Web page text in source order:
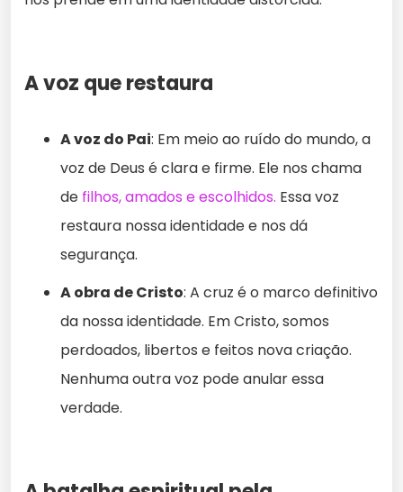
A voz que restaura
A voz do Pai: Em meio ao ruído do mundo, a
voz de Deus é clara e firme. Ele nos chama
de filhos, amados e escolhidos. Essa voz
restaura nossa identidade e nos dá
segurança.
A obra de Cristo: A cruz é o marco definitivo
da nossa identidade. Em Cristo, somos
perdoados, libertos e feitos nova criação.
Nenhuma outra voz pode anular essa
verdade.